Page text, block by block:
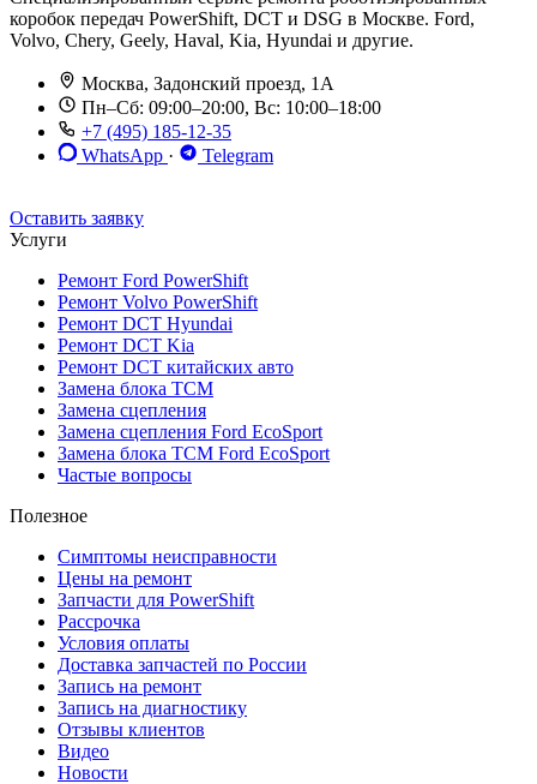
коробок передач PowerShift, DCT и DSG в Москве. Ford,
Volvo, Chery, Geely, Haval, Kia, Hyundai и другие.
Москва, Задонский проезд, 1А
Пн–Сб: 09:00–20:00, Вс: 10:00–18:00
+7 (495) 185-12-35
WhatsApp ·
Telegram
Оставить заявку
Услуги
Ремонт Ford PowerShift
Ремонт Volvo PowerShift
Ремонт DCT Hyundai
Ремонт DCT Kia
Ремонт DCT китайских авто
Замена блока TCM
Замена сцепления
Замена сцепления Ford EcoSport
Замена блока TCM Ford EcoSport
Частые вопросы
Полезное
Симптомы неисправности
Цены на ремонт
Запчасти для PowerShift
Рассрочка
Условия оплаты
Доставка запчастей по России
Запись на ремонт
Запись на диагностику
Отзывы клиентов
Видео
Новости